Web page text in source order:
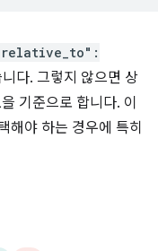
다. 그렇지 않으면 상
기준으로 합니다. 이
해야 하는 경우에 특히